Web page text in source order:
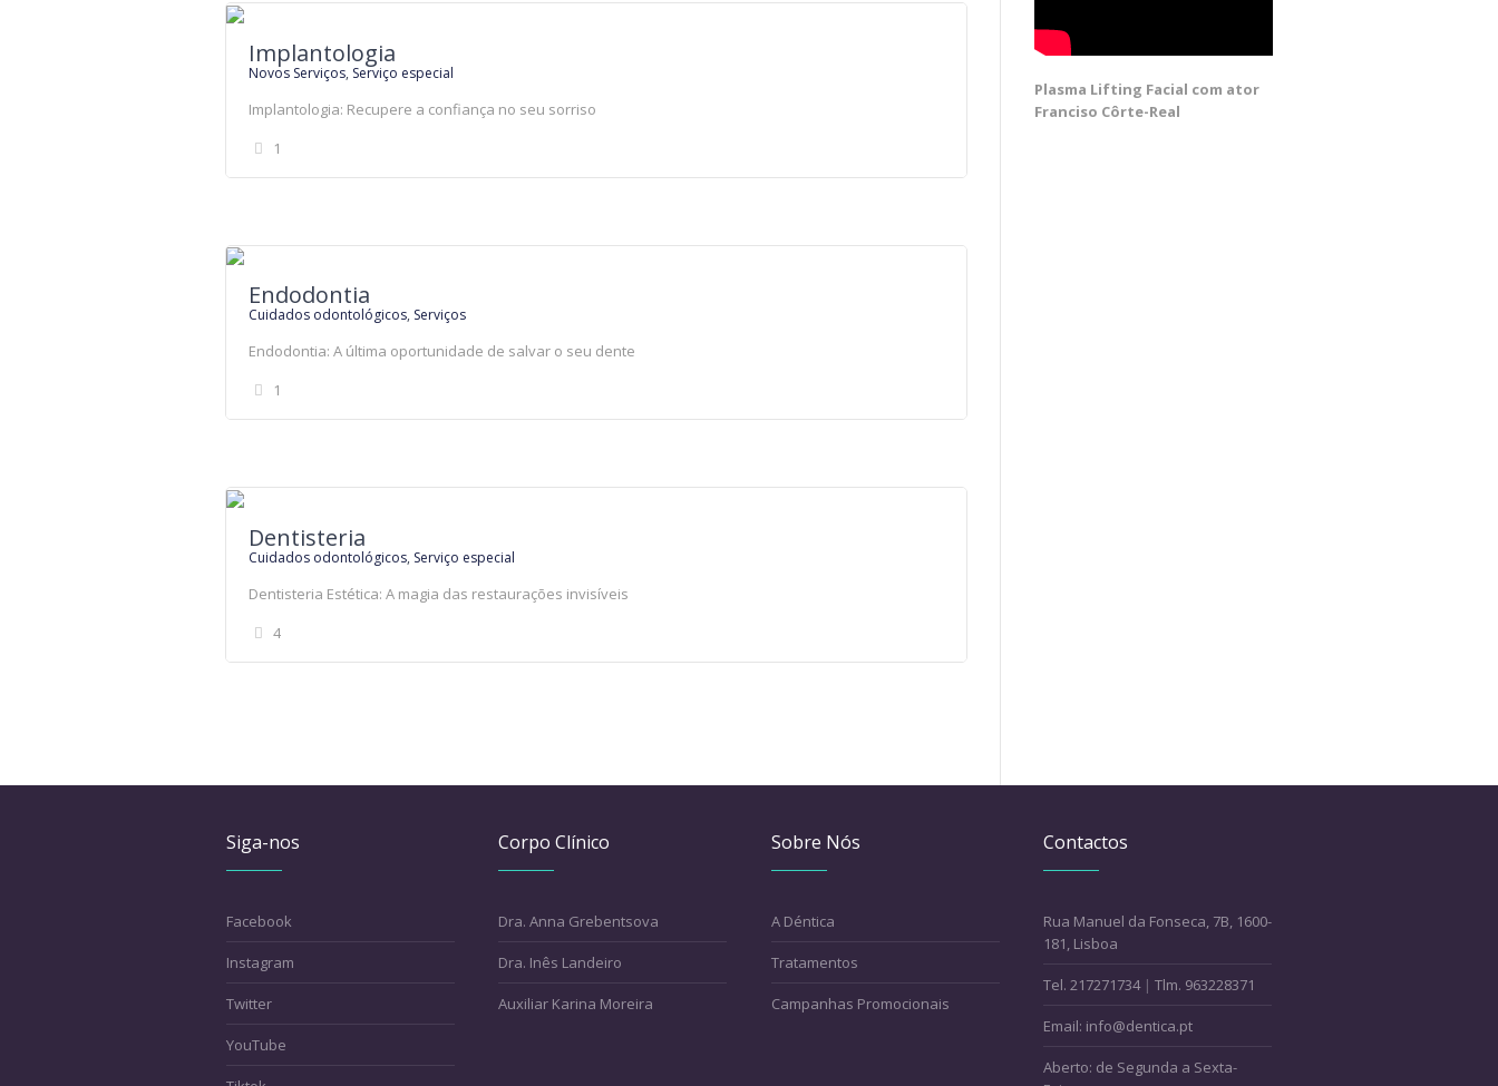
Implantologia
Novos Serviços, Serviço especial
Implantologia: Recupere a confiança no seu sorriso
1
Endodontia
Cuidados odontológicos, Serviços
Endodontia: A última oportunidade de salvar o seu dente
1
Dentisteria
Cuidados odontológicos, Serviço especial
Dentisteria Estética: A magia das restaurações invisíveis
4
Plasma Lifting Facial com ator
Franciso Côrte-Real
Siga-nos
Facebook
Instagram
Twitter
YouTube
Corpo Clínico
Dra. Anna Grebentsova
Dra. Inês Landeiro
Auxiliar Karina Moreira
Sobre Nós
A Déntica
Tratamentos
Campanhas Promocionais
Contactos
Rua Manuel da Fonseca, 7B, 1600-
181, Lisboa
Tel. 217271734 | Tlm. 963228371
Email: info@dentica.pt
Aberto: de Segunda a Sexta-